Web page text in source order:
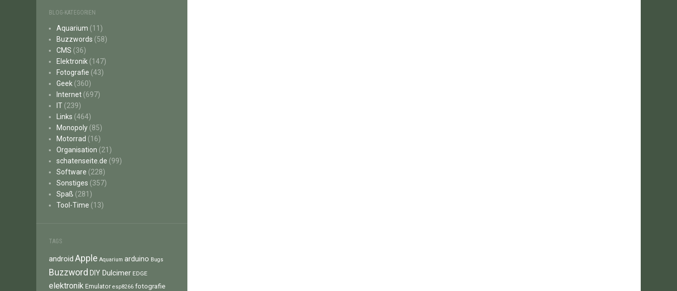
BLOG-KATEGORIEN
Aquarium (11)
Buzzwords (58)
CMS (36)
Elektronik (147)
Fotografie (43)
Geek (360)
Internet (697)
IT (239)
Links (464)
Monopoly (85)
Motorrad (16)
Organisation (21)
schatenseite.de (99)
Software (228)
Sonstiges (357)
Spaß (281)
Tool-Time (13)
TAGS
android Apple Aquarium arduino Bugs
Buzzword DIY Dulcimer EDGE
elektronik Emulator esp8266 fotografie